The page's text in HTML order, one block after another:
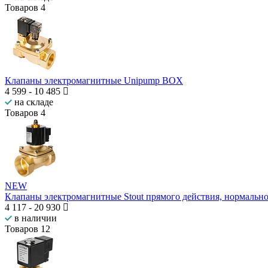
Товаров 4
Клапаны электромагнитные Unipump BOX
4 599 - 10 485
на складе
Товаров 4
NEW
Клапаны электромагнитные Stout прямого действия,
4 117 - 20 930
в наличии
Товаров 12